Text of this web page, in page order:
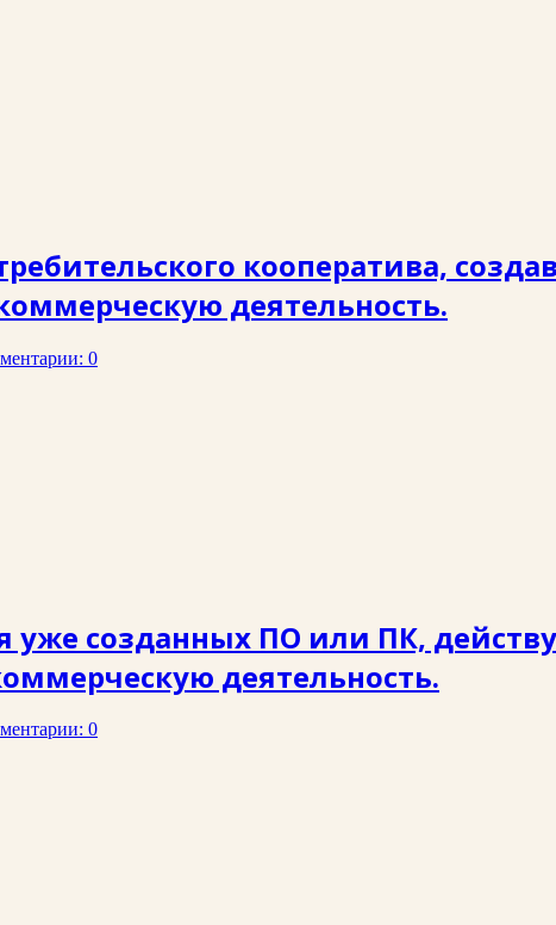
кооператива,
деятельность.
0
уже созданных ПО или ПК,
деятельность.
0